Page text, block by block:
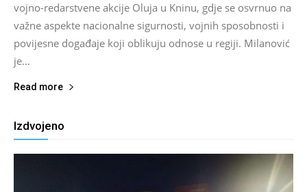
vojno-redarstvene akcije Oluja u Kninu, gdje se osvrnuo na
važne aspekte nacionalne sigurnosti, vojnih sposobnosti i
povijesne događaje koji oblikuju odnose u regiji. Milanović
je...
Read more
Izdvojeno